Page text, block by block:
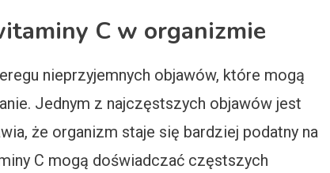
C w organizmie
nieprzyjemnych objawów, które mogą
Jednym z najczęstszych objawów jest
że organizm staje się bardziej podatny na
C mogą doświadczać częstszych